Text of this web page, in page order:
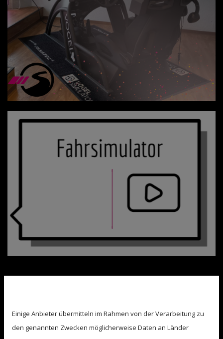
steigendem Schwierigkeitsgrad an. Anhand der drei großen
Monitore hast Du ein breites Blickfeld und kannst auch den
Einige Anbieter übermitteln im Rahmen von der Verarbeitung zu
den genannten Zwecken möglicherweise Daten an Länder